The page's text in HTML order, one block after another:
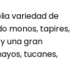
variedad de
monos, tapires,
una gran
tucanes,